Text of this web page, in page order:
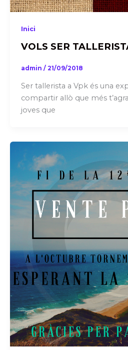
Inici
VOLS SER
admin / 21/09/2018
Ser tallerista a Vpk és una
compartir allò que més
joves que